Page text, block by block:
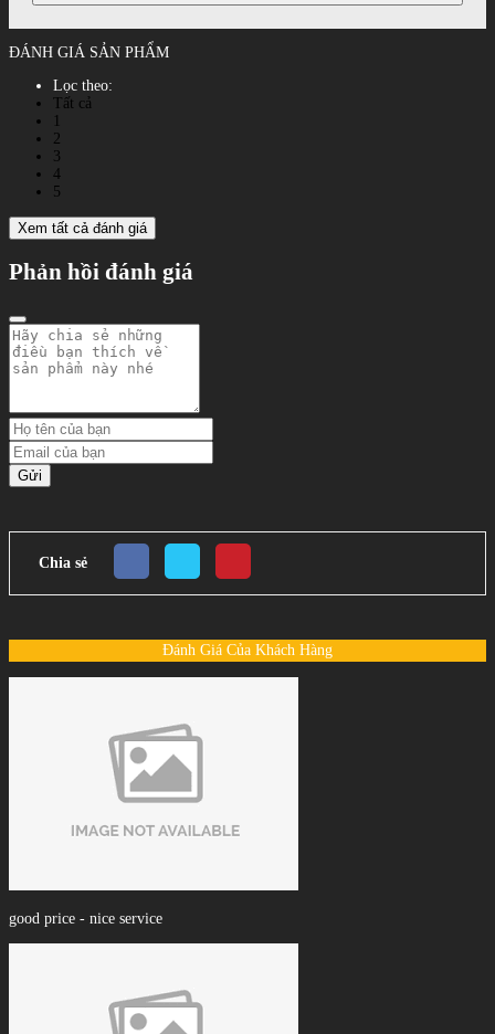
ĐÁNH GIÁ SẢN PHẨM
Lọc theo:
Tất cả
2
3
4
5
Xem tất cả đánh giá
Phản hồi đánh giá
Gửi
Chia sẻ
Đánh Giá Của Khách Hàng
good price - nice service